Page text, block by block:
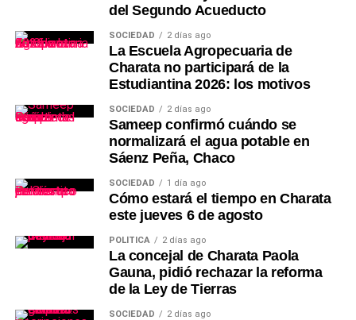
del Segundo Acueducto
SOCIEDAD 2 días ago
La Escuela Agropecuaria de
Charata no participará de la
Estudiantina 2026: los motivos
SOCIEDAD 2 días ago
Sameep confirmó cuándo se
normalizará el agua potable en
Sáenz Peña, Chaco
SOCIEDAD 1 día ago
Cómo estará el tiempo en Charata
este jueves 6 de agosto
POLÍTICA 2 días ago
La concejal de Charata Paola
Gauna, pidió rechazar la reforma
de la Ley de Tierras
SOCIEDAD 2 días ago